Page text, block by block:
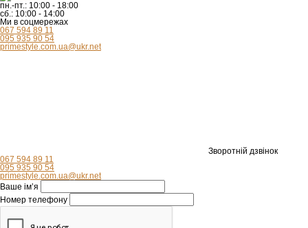
пн.-пт.: 10:00 - 18:00
сб.: 10:00 - 14:00
Ми в соцмережах
067 594 89 11
095 935 90 54
primestyle.com.ua@ukr.net
Зворотній дзвінок
067 594 89 11
095 935 90 54
primestyle.com.ua@ukr.net
Ваше ім’я
Номер телефону